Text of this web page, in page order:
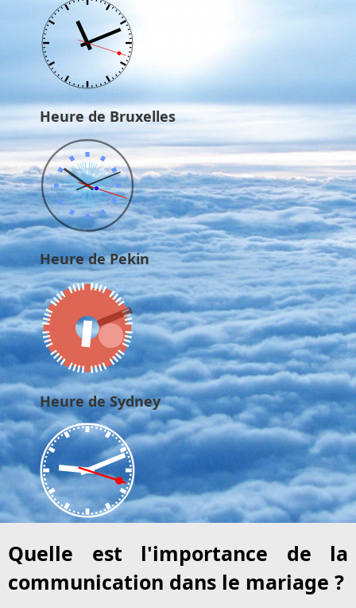
Heure de Bruxelles
Heure de Pekin
Heure de Sydney
Quelle est l'importance de la
communication dans le mariage ?